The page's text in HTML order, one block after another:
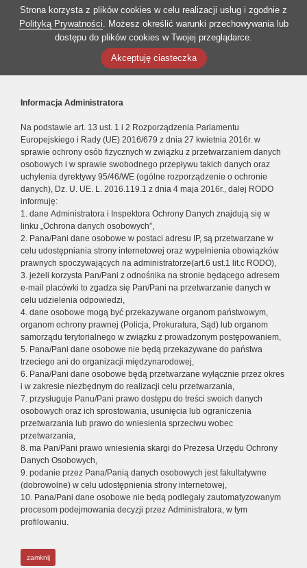
Strona korzysta z plików cookies w celu realizacji usług i zgodnie z
Polityką Prywatności. Możesz określić warunki przechowywania lub
dostępu do plików cookies w Twojej przeglądarce.
Akceptuję ciasteczka
Informacja Administratora
Na podstawie art. 13 ust. 1 i 2 Rozporządzenia Parlamentu
Europejskiego i Rady (UE) 2016/679 z dnia 27 kwietnia 2016r. w
sprawie ochrony osób fizycznych w związku z przetwarzaniem danych
osobowych i w sprawie swobodnego przepływu takich danych oraz
uchylenia dyrektywy 95/46/WE (ogólne rozporządzenie o ochronie
danych), Dz. U. UE. L. 2016.119.1 z dnia 4 maja 2016r., dalej RODO
informuję:
1. dane Administratora i Inspektora Ochrony Danych znajdują się w
linku „Ochrona danych osobowych”,
2. Pana/Pani dane osobowe w postaci adresu IP, są przetwarzane w
celu udostępniania strony internetowej oraz wypełnienia obowiązków
prawnych spoczywających na administratorze(art.6 ust.1 lit.c RODO),
3. jeżeli korzysta Pan/Pani z odnośnika na stronie będącego adresem
e-mail placówki to zgadza się Pan/Pani na przetwarzanie danych w
celu udzielenia odpowiedzi,
4. dane osobowe mogą być przekazywane organom państwowym,
organom ochrony prawnej (Policja, Prokuratura, Sąd) lub organom
samorządu terytorialnego w związku z prowadzonym postępowaniem,
5. Pana/Pani dane osobowe nie będą przekazywane do państwa
trzeciego ani do organizacji międzynarodowej,
6. Pana/Pani dane osobowe będą przetwarzane wyłącznie przez okres
i w zakresie niezbędnym do realizacji celu przetwarzania,
7. przysługuje Panu/Pani prawo dostępu do treści swoich danych
osobowych oraz ich sprostowania, usunięcia lub ograniczenia
przetwarzania lub prawo do wniesienia sprzeciwu wobec
przetwarzania,
8. ma Pan/Pani prawo wniesienia skargi do Prezesa Urzędu Ochrony
Danych Osobowych,
9. podanie przez Pana/Panią danych osobowych jest fakultatywne
(dobrowolne) w celu udostępnienia strony internetowej,
10. Pana/Pani dane osobowe nie będą podlegały zautomatyzowanym
procesom podejmowania decyzji przez Administratora, w tym
profilowaniu.
zamknij